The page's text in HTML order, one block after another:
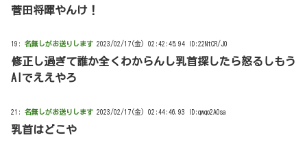
菅田将暉やんけ！
19: 名無しがお送りします 2023/02/17(金) 02:42:45.94 ID:22NtCR/J0
修正し過ぎて誰か全くわからんし乳首探したら怒るしもう
AIでええやろ
21: 名無しがお送りします 2023/02/17(金) 02:44:46.93 ID:qwqo2AOsa
乳首はどこや